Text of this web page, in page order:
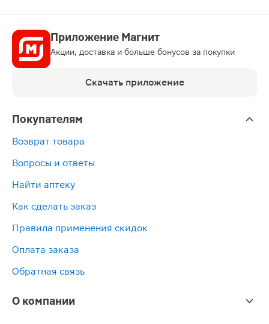
Приложение Магнит
Акции, доставка и больше бонусов за покупки
Скачать приложение
Покупателям
Возврат товара
Вопросы и ответы
Найти аптеку
Как сделать заказ
Правила применения скидок
Оплата заказа
Обратная связь
О компании